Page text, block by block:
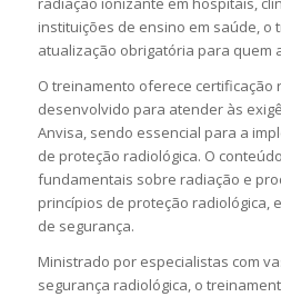
instituições de ensino em saúde, o
atualização obrigatória para quem
O treinamento oferece certificação
desenvolvido para atender às
Anvisa, sendo essencial para a
de proteção radiológica. O
fundamentais sobre radiação e
princípios de proteção radiológica,
de segurança.
Ministrado por especialistas com
segurança radiológica, o